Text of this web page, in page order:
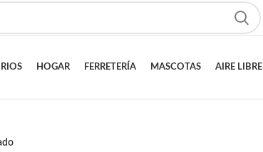
HOGAR FERRETERÍA MASCOTAS AIRE LIBRE